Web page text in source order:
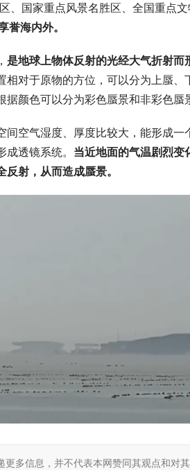
国家重点风景名胜区、全国重点文
誉海内外。
是地球上物体反射的光经大气折射而
对于原物的方位，可以分为上蜃、
颜色可以分为彩色蜃景和非彩色蜃
空气湿度、厚度比较大，能形成一
透镜系统。 当近地面的气温剧烈变
射，从而造成蜃景。
多信息，并不代表本网赞同其观点和对